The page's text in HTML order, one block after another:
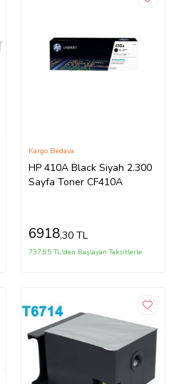
HP 410A Black Siyah 2.300
Sayfa Toner CF410A
Kargo Bedava
6918,30 TL
737,95 TL'den Başlayan Taksitlerle